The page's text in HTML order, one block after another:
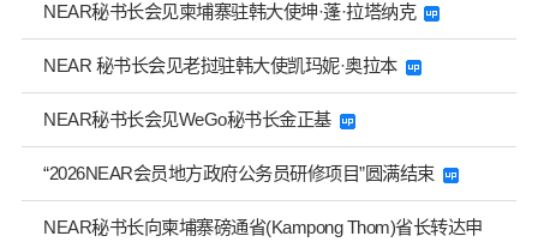
NEAR秘书长会见柬埔寨驻韩大使坤·蓬·拉塔纳克
NEAR 秘书长会见老挝驻韩大使凯玛妮·奥拉本
NEAR秘书长会见WeGo秘书长金正基
“2026NEAR会员地方政府公务员研修项目”圆满结束
NEAR秘书长向柬埔寨磅通省(Kampong Thom)省长转达申